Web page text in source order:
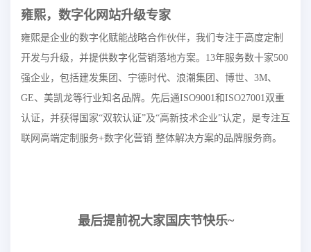
雍熙，数字化网站升级专家
雍熙是企业的数字化赋能战略合作伙伴，我们专注于高度定制
开发与升级，并提供数字化营销落地方案。13年服务数十家500
强企业，包括建发集团、宁德时代、浪潮集团、博世、3M、
GE、美凯龙等行业知名品牌。先后通ISO9001和ISO27001双重
认证，并获得国家“双软认证”及“高新技术企业”认定，是专注互
联网高端定制服务+数字化营销 整体解决方案的品牌服务商。
最后提前祝大家国庆节快乐~